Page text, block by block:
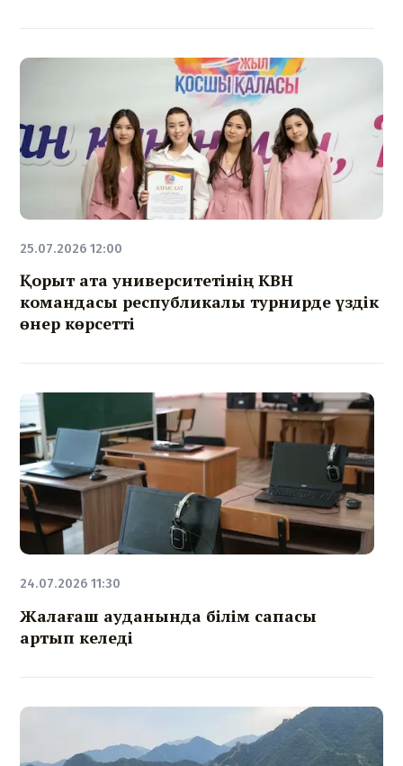
25.07.2026 12:00
Қорқыт ата университетінің КВН
командасы республикалық турнирде үздік
өнер көрсетті
24.07.2026 11:30
Жалағаш ауданында білім сапасы
артып келеді